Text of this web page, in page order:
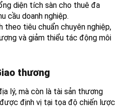
diện tích sàn cho thuê đa
cầu doanh nghiệp.
theo tiêu chuẩn chuyên nghiệp,
và giảm thiểu tác động môi
thương
lý, mà còn là tài sản thương
định vị tại tọa độ chiến lược